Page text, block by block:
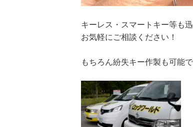
キーレス・スマートキー等も
お気軽にご相談ください！
もちろん紛失キー作製も可能で